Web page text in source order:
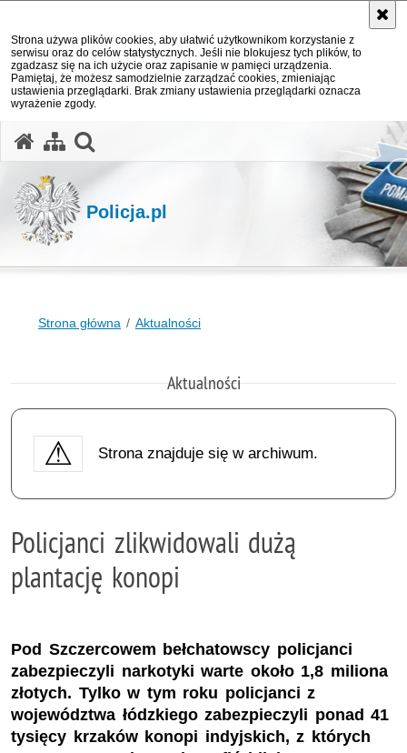
Strona używa plików cookies, aby ułatwić użytkownikom korzystanie z
serwisu oraz do celów statystycznych. Jeśli nie blokujesz tych plików, to
zgadzasz się na ich użycie oraz zapisanie w pamięci urządzenia.
Pamiętaj, że możesz samodzielnie zarządzać cookies, zmieniając
ustawienia przeglądarki. Brak zmiany ustawienia przeglądarki oznacza
wyrażenie zgody.
Policja.pl
Strona główna Aktualności
Aktualności
Strona znajduje się w archiwum.
Policjanci zlikwidowali dużą
plantację konopi
Pod Szczercowem bełchatowscy policjanci
zabezpieczyli narkotyki warte około 1,8 miliona
złotych. Tylko w tym roku policjanci z
województwa łódzkiego zabezpieczyli ponad 41
tysięcy krzaków konopi indyjskich, z których